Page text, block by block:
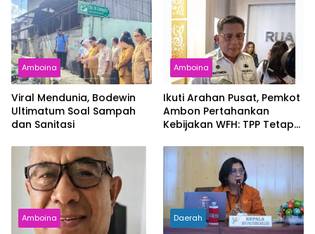
Amboina
Viral Mendunia, Bodewin
Ultimatum Soal Sampah
dan Sanitasi
Amboina
Ikuti Arahan Pusat, Pemkot
Ambon Pertahankan
Kebijakan WFH: TPP Tetap
Amboina Daerah